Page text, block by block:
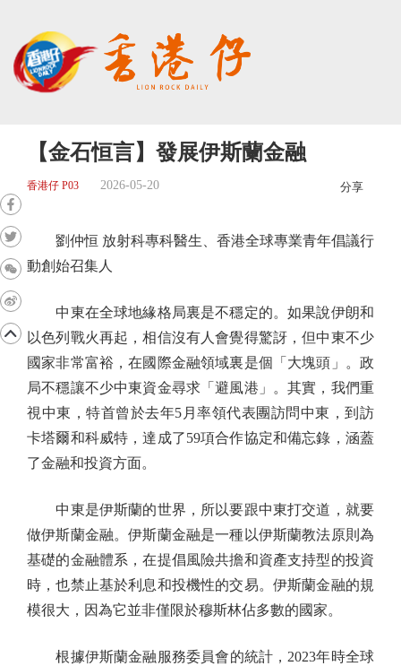
【金石恒言】發展伊斯蘭金融
香港仔 P03 2026-05-20 分享
劉仲恒 放射科專科醫生、香港全球專業青年倡議行
動創始召集人
中東在全球地緣格局裏是不穩定的。如果說伊朗和
以色列戰火再起，相信沒有人會覺得驚訝，但中東不少
國家非常富裕，在國際金融領域裏是個「大塊頭」。政
局不穩讓不少中東資金尋求「避風港」。其實，我們重
視中東，特首曾於去年5月率領代表團訪問中東，到訪
卡塔爾和科威特，達成了59項合作協定和備忘錄，涵蓋
了金融和投資方面。
中東是伊斯蘭的世界，所以要跟中東打交道，就要
做伊斯蘭金融。伊斯蘭金融是一種以伊斯蘭教法原則為
基礎的金融體系，在提倡風險共擔和資產支持型的投資
時，也禁止基於利息和投機性的交易。伊斯蘭金融的規
模很大，因為它並非僅限於穆斯林佔多數的國家。
根據伊斯蘭金融服務委員會的統計，2023年時全球